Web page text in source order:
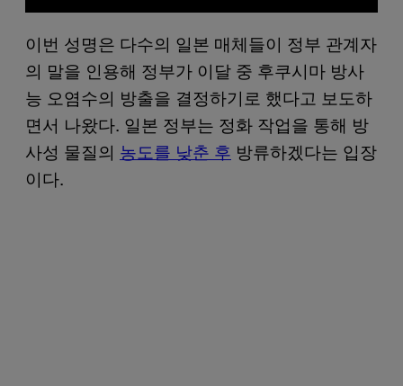
이번 성명은 다수의 일본 매체들이 정부 관계자
의 말을 인용해 정부가 이달 중 후쿠시마 방사
능 오염수의 방출을 결정하기로 했다고 보도하
면서 나왔다. 일본 정부는 정화 작업을 통해 방
사성 물질의 농도를 낮춘 후 방류하겠다는 입장
이다.